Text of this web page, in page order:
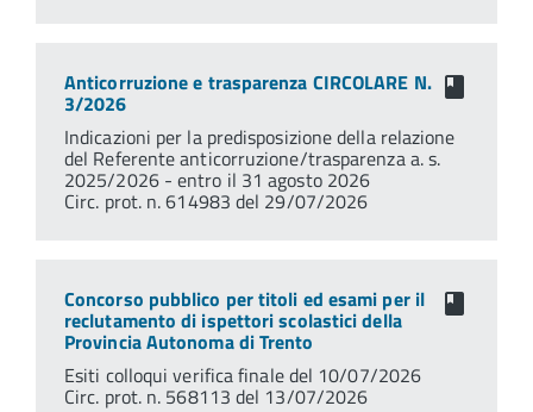
Anticorruzione e trasparenza CIRCOLARE N.
3/2026
Indicazioni per la predisposizione della relazione
del Referente anticorruzione/trasparenza a. s.
2025/2026 - entro il 31 agosto 2026
Circ. prot. n. 614983 del 29/07/2026
Concorso pubblico per titoli ed esami per il
reclutamento di ispettori scolastici della
Provincia Autonoma di Trento
Esiti colloqui verifica finale del 10/07/2026
Circ. prot. n. 568113 del 13/07/2026